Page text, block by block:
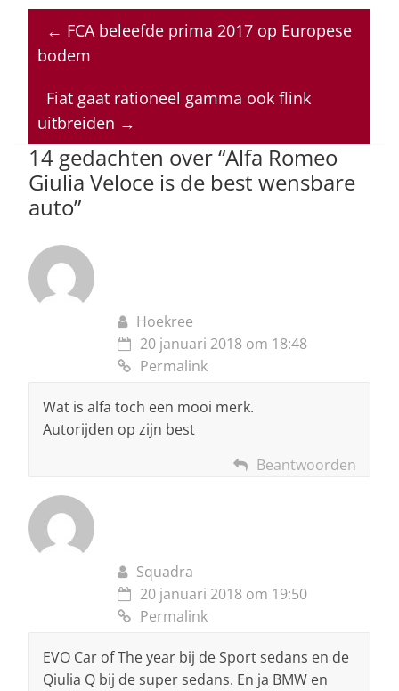
at
s
p
p
c
e
o
o
k
k
e
n
re
a
s
ai
l
← FCA beleefde prima 2017 op Europese
bodem
Fiat gaat rationeel gamma ook flink
uitbreiden →
14 gedachten over “Alfa Romeo
Giulia Veloce is de best wensbare
auto”
Hoekree
20 januari 2018 om 18:48
Permalink
Wat is alfa toch een mooi merk.
Autorijden op zijn best
Beantwoorden
Squadra
20 januari 2018 om 19:50
Permalink
EVO Car of The year bij de Sport sedans en de
Qiulia Q bij de super sedans. En ja BMW en